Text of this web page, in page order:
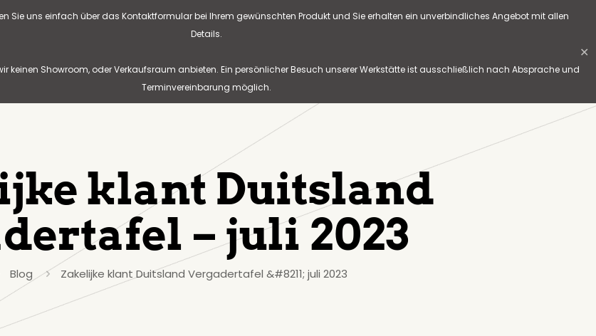
Sie uns einfach über das Kontaktformular bei Ihrem gewünschten Produkt und Sie erhalten ein unverbindliches Angebot mit allen
Details.
keinen Showroom, oder Verkaufsraum anbieten. Ein persönlicher Besuch unserer Werkstätte ist ausschließlich nach Absprache und
Terminvereinbarung möglich.
✕
klant Duitsland
– juli 2023
Blog Zakelijke klant Duitsland Vergadertafel &#8211; juli 2023